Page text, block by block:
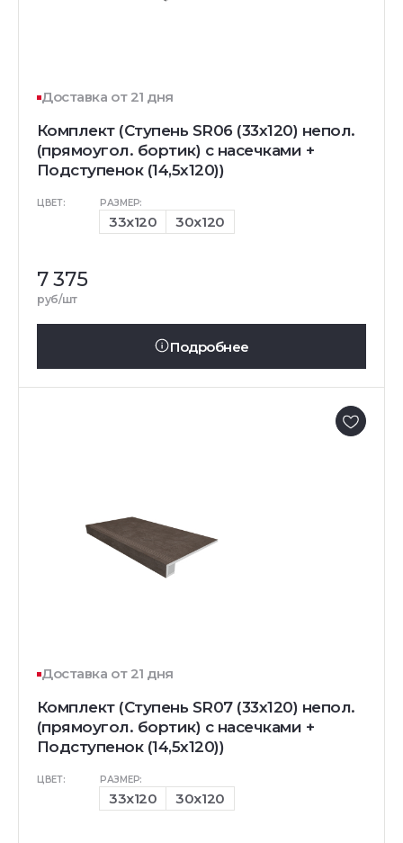
Доставка от 21 дня
Комплект (Ступень SR06 (33x120) непол.
(прямоугол. бортик) с насечками +
Подступенок (14,5x120))
ЦВЕТ: РАЗМЕР:
33x120 30x120
7 375
руб/шт
Подробнее
Доставка от 21 дня
Комплект (Ступень SR07 (33x120) непол.
(прямоугол. бортик) с насечками +
Подступенок (14,5x120))
ЦВЕТ: РАЗМЕР:
33x120 30x120